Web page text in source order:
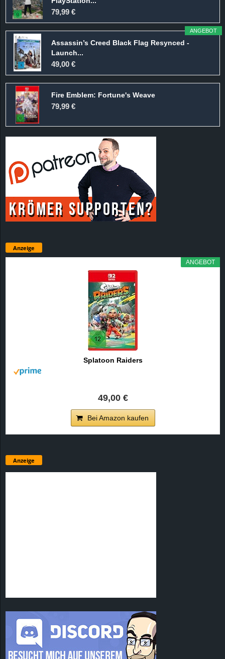
79,99 €
ANGEBOT
Assassin’s Creed Black Flag Resynced -
Launch...
49,00 €
Fire Emblem: Fortune's Weave
79,99 €
Anzeige
ANGEBOT
Splatoon Raiders
49,00 €
Bei Amazon kaufen
Anzeige